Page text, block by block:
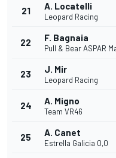
21 A. Locatelli
Leopard Racing
22 F. Bagnaia
Pull & Bear ASPAR
23 J. Mir
Leopard Racing
24 A. Migno
Team VR46
25 A. Canet
Estrella Galicia 0,0